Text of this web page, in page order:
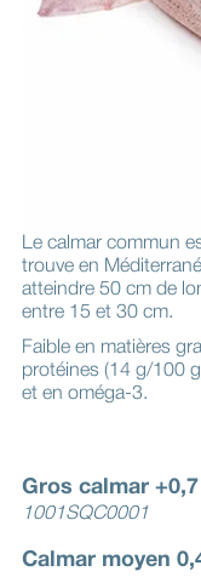
Le calmar commun
trouve en
atteindre 50 cm de
entre 15 et 30 cm.
Faible en matières
protéines (14 g/100
et en oméga-3.
Gros calmar
1001SQC0001
Calmar moyen